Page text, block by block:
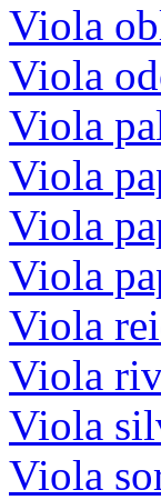
Viola
Viola
Viola
Viola
Viola
Viola
Viola
Viola
Viola
Viola